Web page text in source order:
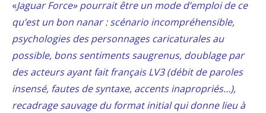
«Jaguar Force» pourrait être un mode d’emploi de ce
qu’est un bon nanar : scénario incompréhensible,
psychologies des personnages caricaturales au
possible, bons sentiments saugrenus, doublage par
des acteurs ayant fait français LV3 (débit de paroles
insensé, fautes de syntaxe, accents inapropriés…),
recadrage sauvage du format initial qui donne lieu à